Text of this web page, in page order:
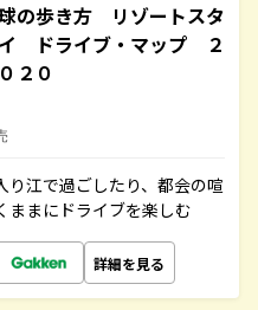
の歩き方 リゾートスタ
ドライブ・マップ ２
２０
江で過ごしたり、都会の喧
ままにドライブを楽しむ
詳細を見る